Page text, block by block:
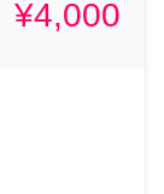
¥4,000